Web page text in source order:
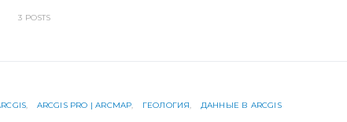
3 POSTS
ARCGIS PRO | ARCMAP ГЕОЛОГИЯ ДАННЫЕ В ARCGIS